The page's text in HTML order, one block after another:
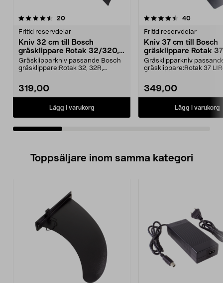
20recensioner
Fritid reservdelar
Kniv 32 cm till Bosch
gräsklippare Rotak 32/320,
Arm 32/3200
Gräsklipparkniv passande Bosch
gräsklippare:Rotak 32, 32R,
319,00
Lägg i varukorg
4.5av 5 stjärnor 40
Fritid reservdelar
Kniv 37 cm till Bosch
gräsklippare Rotak
LI 36V
Gräsklipparkniv
gräsklippare:Rotak 37
349,00
Lägg i varukorg
4.5av 5 stjärnor
Toppsäljare inom samma kategori